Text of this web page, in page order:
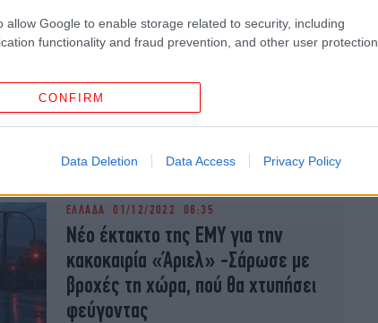
allow Google to enable storage related to security, including
functionality and fraud prevention, and other user protection.
CONFIRM
Data Deletion Data Access Privacy Policy
Ουρές χιλιομέτρων στην Αθηνών-
Κορίνθου μετά την κατολίσθηση
ΕΛΛΑΔΑ 01/12/2022 08:35
Νέο έκτακτο της ΕΜΥ για την
κακοκαιρία «Άριελ» -Σάρωσε με
βροχές τη χώρα, πού θα χτυπήσει
φεύγοντας